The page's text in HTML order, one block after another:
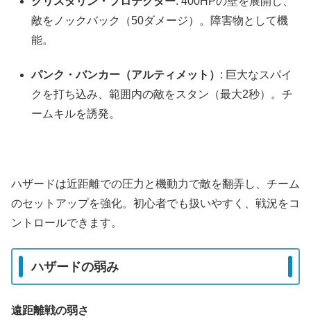
敵をノックバック（50ダメージ）。障害物として機
能。
パンク・バンカー（アルティメット） : 巨大なスパイ
クを打ち込み、範囲内の敵をスタン（最大2秒）。チ
ームキルを誘発。
ハザードは近距離での圧力と機動力で敵を翻弄し、チーム
のセットアップを強化。初心者でも扱いやすく、戦況をコ
ントロールできます。
ハザードの弱み
遠距離戦の弱さ